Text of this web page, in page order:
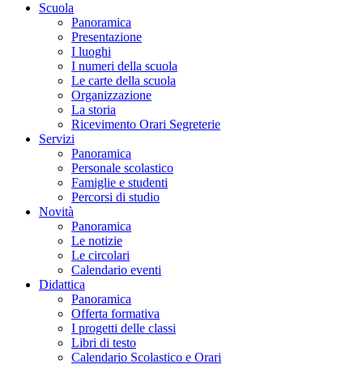
Scuola
Panoramica
Presentazione
I luoghi
I numeri della scuola
Le carte della scuola
Organizzazione
La storia
Ricevimento Orari Segreterie
Servizi
Panoramica
Personale scolastico
Famiglie e studenti
Percorsi di studio
Novità
Panoramica
Le notizie
Le circolari
Calendario eventi
Didattica
Panoramica
Offerta formativa
I progetti delle classi
Libri di testo
Calendario Scolastico e Orari